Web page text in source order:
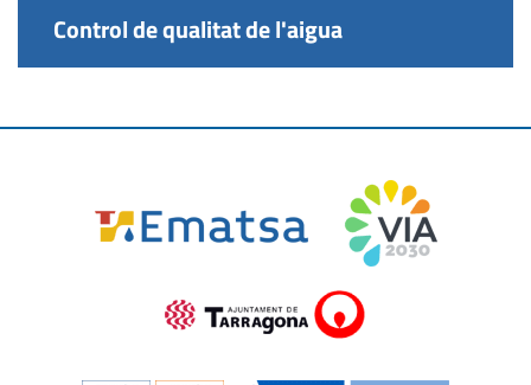
Control de qualitat de l'aigua